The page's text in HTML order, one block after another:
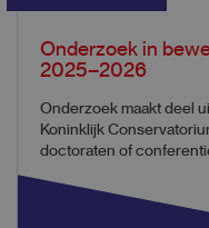
Onderzoek in
2025–2026
Onderzoek maakt deel
Koninklijk
doctoraten of